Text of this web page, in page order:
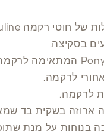
בסקיצה.
לרקמה.
לרקמה.
ארוזה בשקית בד
בנוחות על מנת